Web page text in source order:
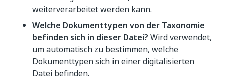
weiterverarbeitet werden kann.
Welche Dokumenttypen von der Taxonomie
befinden sich in dieser Datei? Wird verwendet,
um automatisch zu bestimmen, welche
Dokumenttypen sich in einer digitalisierten
Datei befinden.